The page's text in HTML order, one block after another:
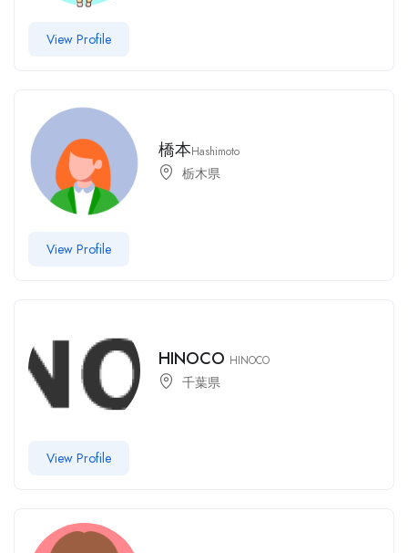
View Profile
橋本Hashimoto
栃木県
View Profile
HINOCO HINOCO
千葉県
View Profile